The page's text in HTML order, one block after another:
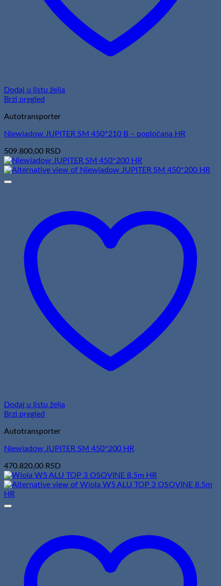
Dodaj u listu želja
Brzi pregled
Autotransporter
Niewiadow JUPITER SM 450*210 B – popločana HR
509.800,00 RSD
Dodaj u listu želja
Brzi pregled
Autotransporter
Niewiadow JUPITER SM 450*200 HR
470.820,00 RSD